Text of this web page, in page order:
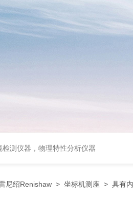
测仪器，物理特性分析仪器
尼绍Renishaw > 坐标机测座 > 具有